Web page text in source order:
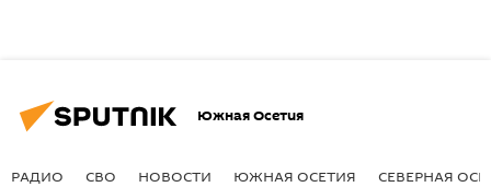
Южная Осетия
РАДИО СВО НОВОСТИ ЮЖНАЯ ОСЕТИЯ СЕВЕРНАЯ